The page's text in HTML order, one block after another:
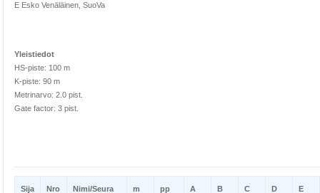
E Esko Venäläinen, SuoVa
Yleistiedot
HS-piste: 100 m
K-piste: 90 m
Metrinarvo: 2.0 pist.
Gate factor: 3 pist.
Sija Nro Nimi/Seura m pp A B C D E